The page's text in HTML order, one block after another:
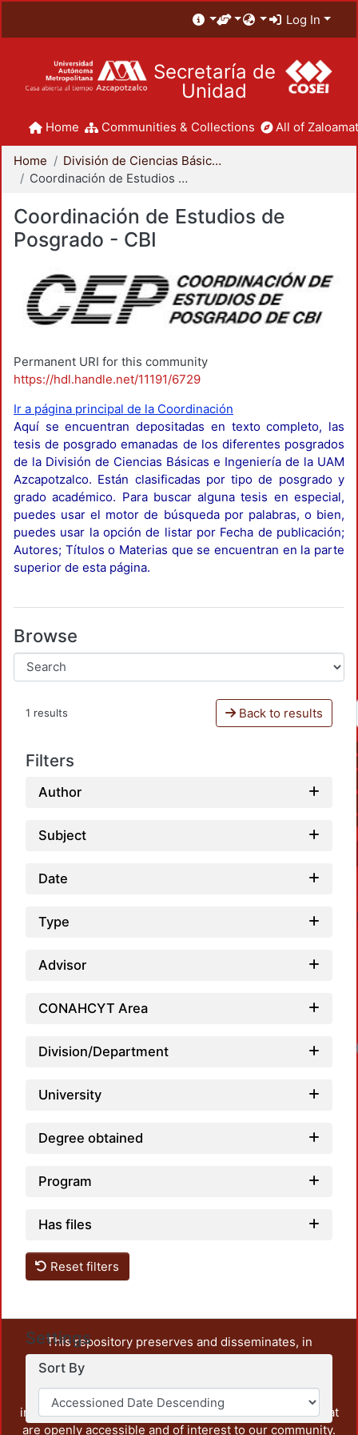
Log In
Secretaría de
Unidad
Home Communities & Collections All of
Home
División de Ciencias Básicas e Ingeniería
Coordinación de Estudios de Posgrado - CBI
Coordinación de Estudios de
Posgrado - CBI
Permanent URI for this community
https://hdl.handle.net/11191/6729
Ir a página principal de la Coordinación
Aquí se encuentran depositadas en texto completo, las
tesis de posgrado emanadas de los diferentes posgrados
de la División de Ciencias Básicas e Ingeniería de la UAM
Azcapotzalco. Están clasificadas por tipo de posgrado y
grado académico. Para buscar alguna tesis en especial,
puedes usar el motor de búsqueda por palabras, o bien,
puedes usar la opción de listar por Fecha de publicación;
Autores; Títulos o Materias que se encuentran en la parte
superior de esta página.
Browse
1 results Back to results
Filters
Author
Subject
Date
Type
Advisor
CONAHCYT Area
Division/Department
University
Degree obtained
Program
Has files
Reset filters
Settings
Sort By
This repository preserves and disseminates, in
unrestricted open access, the teaching and research
output of UAM Azcapotzalco. It also includes some
administrative and graphic documents from the
institution, as well as content from other institutions that
are openly accessible and of interest to our community.